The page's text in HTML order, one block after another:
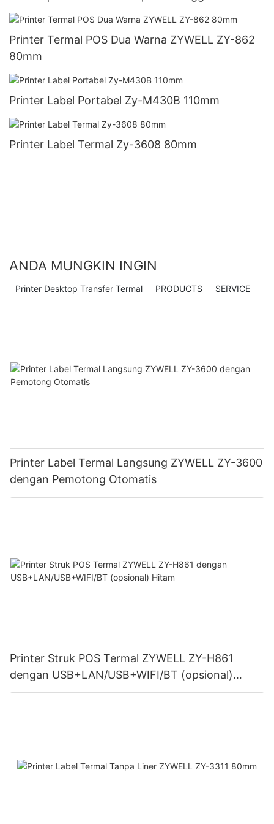
Printer Termal POS Dua Warna ZYWELL ZY-862
80mm
Printer Label Portabel Zy-M430B 110mm
Printer Label Termal Zy-3608 80mm
ANDA MUNGKIN INGIN
SERVICE
PRODUCTS
Printer Desktop Transfer Termal
Printer Label Termal Langsung ZYWELL ZY-3600
dengan Pemotong Otomatis
Printer Struk POS Termal ZYWELL ZY-H861
dengan USB+LAN/USB+WIFI/BT (opsional)
Hitam